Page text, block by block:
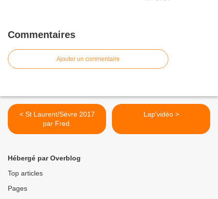
Commentaires
Ajouter un commentaire
< St Laurent/Sèvre 2017
par Fred.
Lap'vidéo >
Hébergé par Overblog
Top articles
Pages